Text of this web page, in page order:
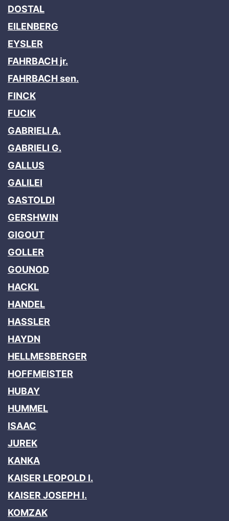
DOSTAL
EILENBERG
EYSLER
FAHRBACH jr.
FAHRBACH sen.
FINCK
FUCIK
GABRIELI A.
GABRIELI G.
GALLUS
GALILEI
GASTOLDI
GERSHWIN
GIGOUT
GOLLER
GOUNOD
HACKL
HANDEL
HASSLER
HAYDN
HELLMESBERGER
HOFFMEISTER
HUBAY
HUMMEL
ISAAC
JUREK
KANKA
KAISER LEOPOLD I.
KAISER JOSEPH I.
KOMZAK